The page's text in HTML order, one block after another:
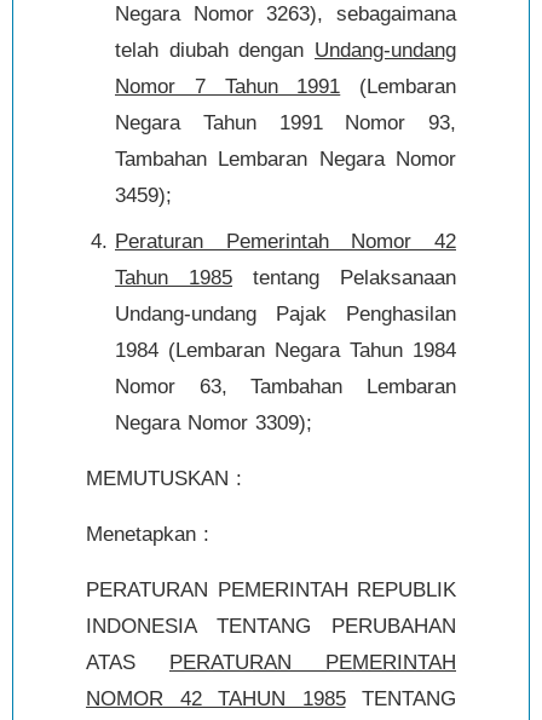
Negara Nomor 3263), sebagaimana
telah diubah dengan Undang-undang
Nomor 7 Tahun 1991 (Lembaran
Negara Tahun 1991 Nomor 93,
Tambahan Lembaran Negara Nomor
3459);
Peraturan Pemerintah Nomor 42
Tahun 1985 tentang Pelaksanaan
Undang-undang Pajak Penghasilan
1984 (Lembaran Negara Tahun 1984
Nomor 63, Tambahan Lembaran
Negara Nomor 3309);
MEMUTUSKAN :
Menetapkan :
PERATURAN PEMERINTAH REPUBLIK
INDONESIA TENTANG PERUBAHAN
ATAS PERATURAN PEMERINTAH
NOMOR 42 TAHUN 1985TENTANG